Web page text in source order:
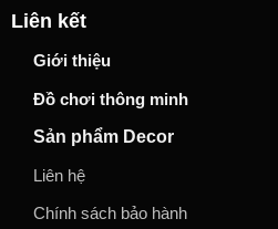
Liên kết
Giới thiệu
Đồ chơi thông minh
Sản phẩm Decor
Liên hệ
Chính sách bảo hành